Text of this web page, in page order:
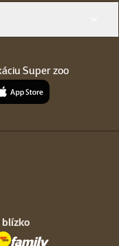
Super zoo
blízko